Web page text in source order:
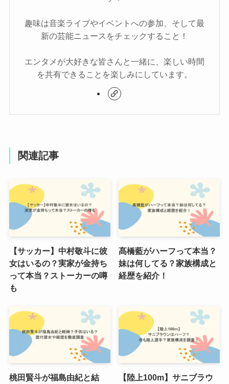
趣味は音楽ライブやイベントへの参加、そして最
新の芸能ニュースをチェックすること！
エンタメが大好きな皆さんと一緒に、楽しい時間
を共有できることを楽しみにしています。
関連記事
【サッカー】中村敬斗に彼
女はいるの？実家が金持ち
って本当？ストーカーの噂
も
髙橋藍がハーフって本当？
妹は何してる？家族構成と
経歴を紹介！
桃田賢斗が福島由紀と結
【陸上100m】サニブラウ